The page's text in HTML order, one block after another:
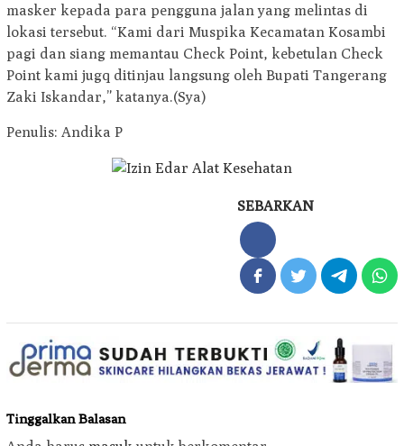
masker kepada para pengguna jalan yang melintas di
lokasi tersebut. “Kami dari Muspika Kecamatan Kosambi
pagi dan siang memantau Check Point, kebetulan Check
Point kami jugq ditinjau langsung oleh Bupati Tangerang
Zaki Iskandar,” katanya.(Sya)
Penulis: Andika P
SEBARKAN
Tinggalkan Balasan